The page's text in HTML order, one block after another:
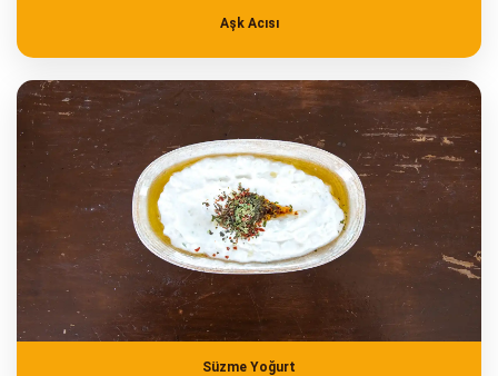
Aşk Acısı
Süzme Yoğurt